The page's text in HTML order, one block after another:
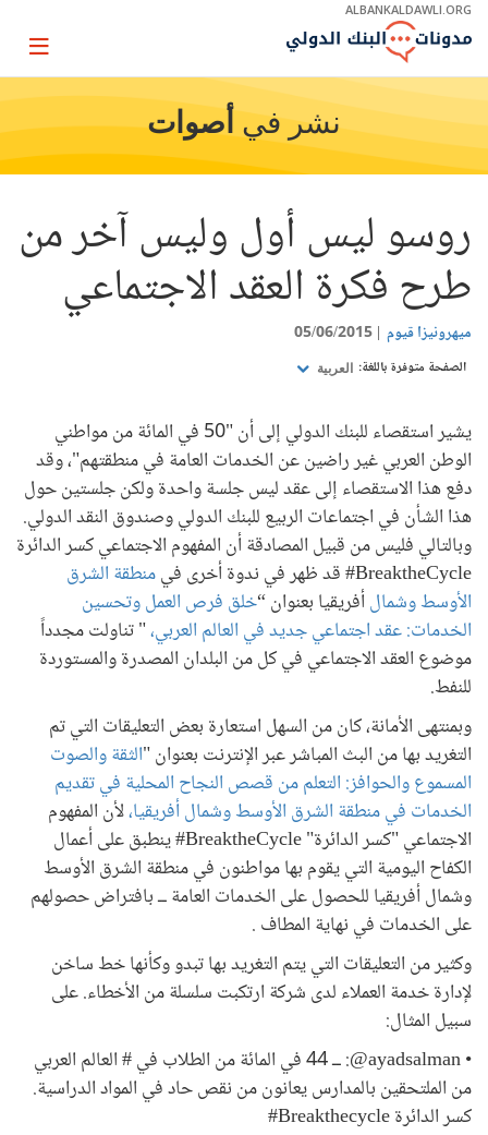
Skip
Main
ALBANKALDAWLI.ORG
Page
نشر في أصوات
روسو ليس أول وليس آخر من
طرح فكرة العقد الاجتماعي
ميهرونيزا قيوم 05/06/2015
الصفحة متوفرة باللغة: العربية
يشير استقصاء للبنك الدولي إلى أن "50 في المائة من مواطني
الوطن العربي غير راضين عن الخدمات العامة في منطقتهم"، وقد
دفع هذا الاستقصاء إلى عقد ليس جلسة واحدة ولكن جلستين حول
هذا الشأن في اجتماعات الربيع للبنك الدولي وصندوق النقد الدولي.
وبالتالي فليس من قبيل المصادقة أن المفهوم الاجتماعي كسر الدائرة
BreaktheCycle# قد ظهر في ندوة أخرى في
منطقة الشرق
الأوسط وشمال أفريقيا بعنوان “خلق فرص العمل وتحسين
الخدمات: عقد اجتماعي جديد في العالم العربي،" تناولت مجدداً
موضوع العقد الاجتماعي في كل من البلدان المصدرة والمستوردة
للنفط.
وبمنتهى الأمانة، كان من السهل استعارة بعض التعليقات التي تم
التغريد بها من البث المباشر عبر الإنترنت بعنوان "الثقة والصوت
المسموع والحوافز: التعلم من قصص النجاح المحلية في تقديم
الخدمات في منطقة الشرق الأوسط وشمال أفريقيا،لأن المفهوم
الاجتماعي "كسر الدائرة" BreaktheCycle# ينطبق على أعمال
الكفاح اليومية التي يقوم بها مواطنون في منطقة الشرق الأوسط
وشمال أفريقيا للحصول على الخدمات العامة ــ بافتراض حصولهم
على الخدمات في نهاية المطاف .
وكثير من التعليقات التي يتم التغريد بها تبدو وكأنها خط ساخن
لإدارة خدمة العملاء لدى شركة ارتكبت سلسلة من الأخطاء. على
سبيل المثال:
• ayadsalman@: ــ 44 في المائة من الطلاب في # العالم العربي
من الملتحقين بالمدارس يعانون من نقص حاد في المواد الدراسية.
كسر الدائرة Breakthecycle#